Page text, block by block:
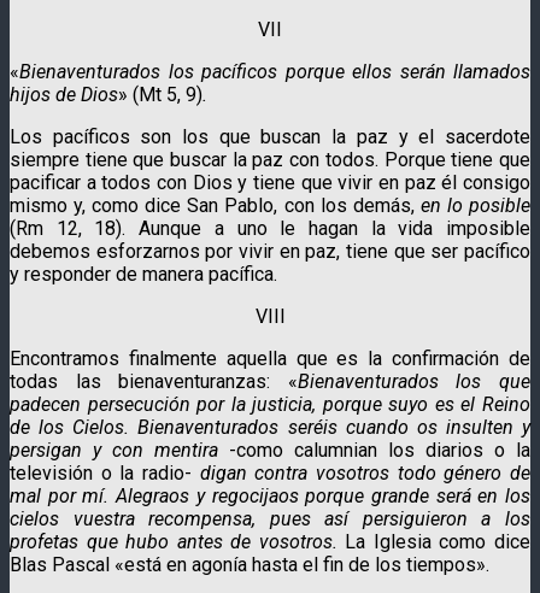
VII
«Bienaventurados los pacíficos porque ellos serán llamados
hijos de Dios» (Mt 5, 9).
Los pacíficos son los que buscan la paz y el sacerdote
siempre tiene que buscar la paz con todos. Porque tiene que
pacificar a todos con Dios y tiene que vivir en paz él consigo
mismo y, como dice San Pablo, con los demás, en lo posible
(Rm 12, 18). Aunque a uno le hagan la vida imposible
debemos esforzarnos por vivir en paz, tiene que ser pacífico
y responder de manera pacífica.
VIII
Encontramos finalmente aquella que es la confirmación de
todas las bienaventuranzas: «Bienaventurados los que
padecen persecución por la justicia, porque suyo es el Reino
de los Cielos. Bienaventurados seréis cuando os insulten y
persigan y con mentira -como calumnian los diarios o la
televisión o la radio- digan contra vosotros todo género de
mal por mí. Alegraos y regocijaos porque grande será en los
cielos vuestra recompensa, pues así
persiguieron a los
profetas que hubo antes de vosotros. La Iglesia como dice
Blas Pascal «está en agonía hasta el fin de los tiempos».